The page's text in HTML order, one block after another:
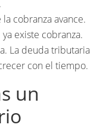
cobranza avance.
existe cobranza.
La deuda tributaria
con el tiempo.
un